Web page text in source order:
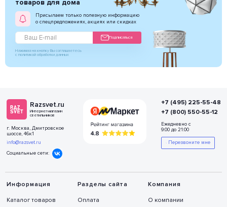
товаров для дома
Присылаем только полезную информацию
о спецпредложениях, акциях или скидках
Подписаться
Нажимая на кнопку Вы соглашаетесь
с политикой обработки данных
Razsvet.ru
Интернет-магазин
светильников
г. Москва, Дмитровское
шоссе, 46к1
info@razsvet.ru
Социальные сети:
Информация
Каталог товаров
Разделы сайта
Оплата
Компания
О компании
+7 (495) 225-55-48
+7 (800) 550-55-12
Ежедневно с
9:00 до 21:00
Перезвоните мне